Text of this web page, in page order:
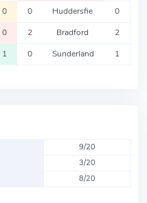
0 0 Huddersfie 0
0 2 Bradford 2
1 0 Sunderland 1
9/20
3/20
8/20